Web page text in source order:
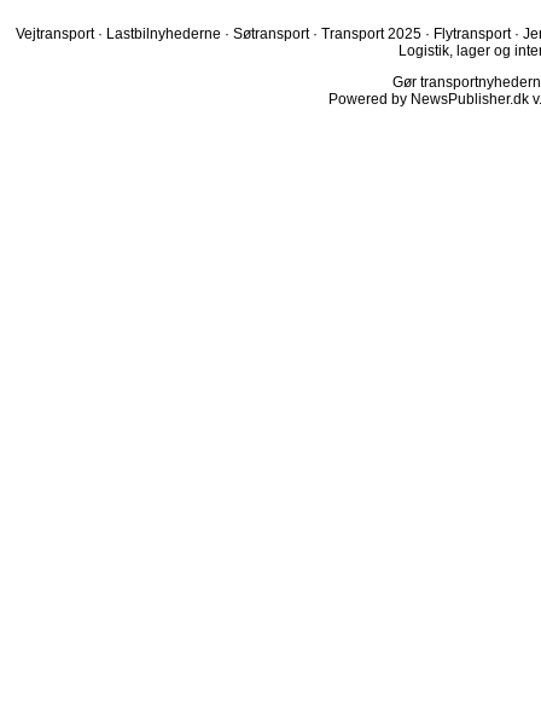
Vejtransport · Lastbilnyhederne · Søtransport · Transport 2025 · Flytransport ·
Logistik, lager og
Gør
Powered by NewsPublisher.dk